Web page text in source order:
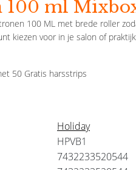
100 ml
100 ML met brede roller
kiezen voor in je salon of praktijk
50 Gratis harsstrips
Holiday
HPVB1
7432233520544